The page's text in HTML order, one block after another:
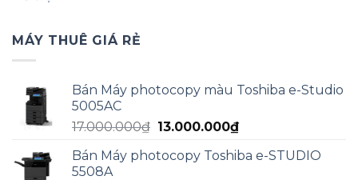
MÁY THUÊ GIÁ RẺ
Bán Máy photocopy màu Toshiba e-Studio
5005AC
17.000.000₫ Giá
là:
13.000.000₫Giá
tại
Bán Máy photocopy Toshiba e-STUDIO
5508A